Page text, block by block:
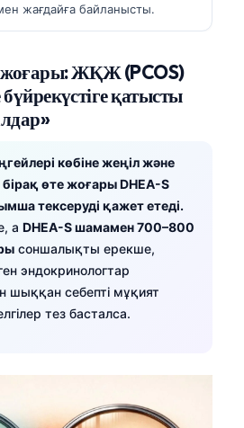
жағдайға байланысты.
жоғары: ЖҚЖ (PCOS)
бүйрекүстіге қатысты
көбіне жеңіл және
өте жоғары DHEA-S
тексеруді қажет етеді.
a DHEA-S шамамен 700–800
соншалықты ерекше,
эндокринологтар
шыққан себепті мұқият
тез басталса.